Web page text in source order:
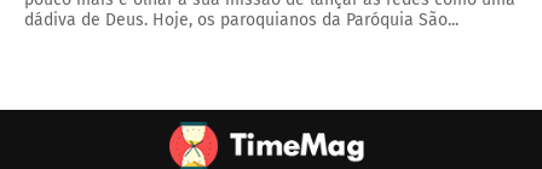
dádiva de Deus. Hoje, os paroquianos da Paróquia São...